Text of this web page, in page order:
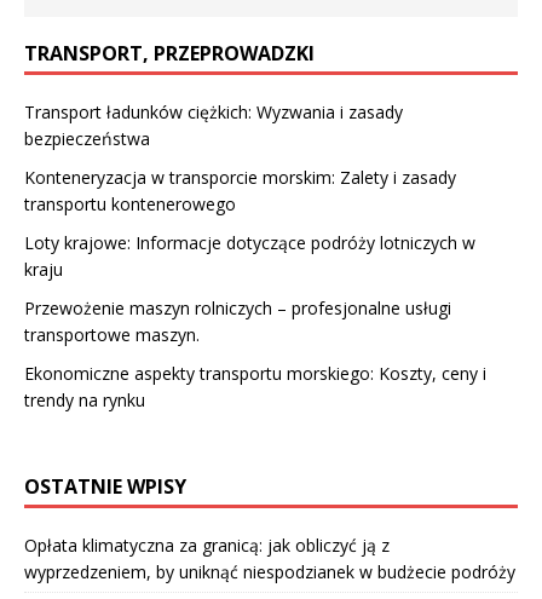
TRANSPORT, PRZEPROWADZKI
Transport ładunków ciężkich: Wyzwania i zasady
bezpieczeństwa
Konteneryzacja w transporcie morskim: Zalety i zasady
transportu kontenerowego
Loty krajowe: Informacje dotyczące podróży lotniczych w
kraju
Przewożenie maszyn rolniczych – profesjonalne usługi
transportowe maszyn.
Ekonomiczne aspekty transportu morskiego: Koszty, ceny i
trendy na rynku
OSTATNIE WPISY
Opłata klimatyczna za granicą: jak obliczyć ją z
wyprzedzeniem, by uniknąć niespodzianek w budżecie podróży